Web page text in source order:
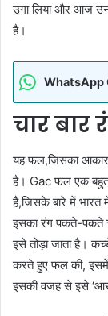
उगा लिया और आज
है।
WhatsApp
चार
यह फल,जिसका आकार
है। Gac फल एक
है,जिसके बारे में भारत
इसका रंग पकते-पकते
इसे तोड़ा जाता है।
करते हुए फल की, इसमें
इसकी वजह से इसे